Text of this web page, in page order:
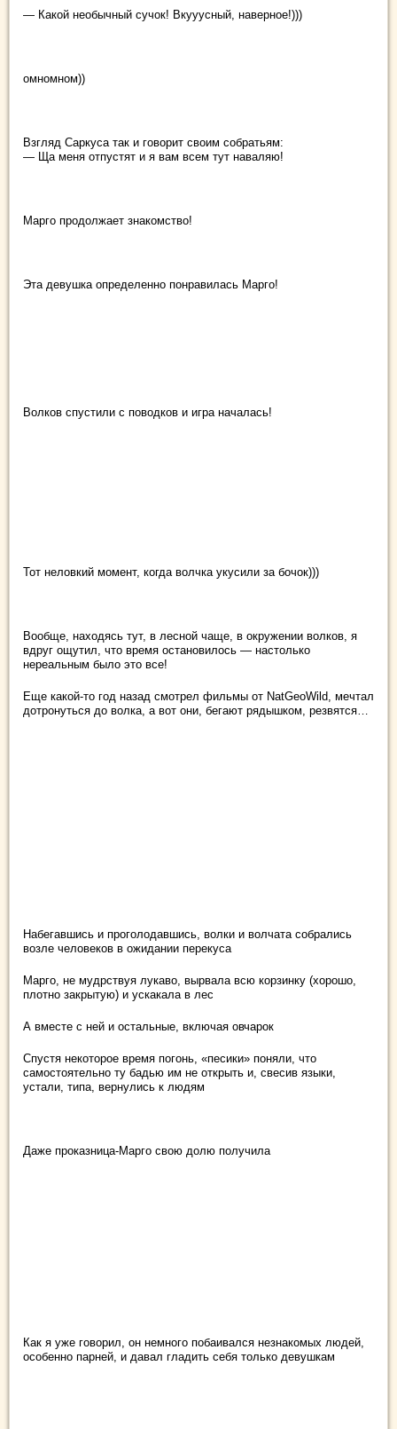
— Какой необычный сучок! Вкууусный, наверное!)))
омномном))
Взгляд Саркуса так и говорит своим собратьям:
— Ща меня отпустят и я вам всем тут наваляю!
Марго продолжает знакомство!
Эта девушка определенно понравилась Марго!
Волков спустили с поводков и игра началась!
Тот неловкий момент, когда волчка укусили за бочок)))
Вообще, находясь тут, в лесной чаще, в окружении волков, я
вдруг ощутил, что время остановилось — настолько
нереальным было это все!
Еще какой-то год назад смотрел фильмы от NatGeoWild, мечтал
дотронуться до волка, а вот они, бегают рядышком, резвятся…
Набегавшись и проголодавшись, волки и волчата собрались
возле человеков в ожидании перекуса
Марго, не мудрствуя лукаво, вырвала всю корзинку (хорошо,
плотно закрытую) и ускакала в лес
А вместе с ней и остальные, включая овчарок
Спустя некоторое время погонь, «песики» поняли, что
самостоятельно ту бадью им не открыть и, свесив языки,
устали, типа, вернулись к людям
Даже проказница-Марго свою долю получила
Как я уже говорил, он немного побаивался незнакомых людей,
особенно парней, и давал гладить себя только девушкам